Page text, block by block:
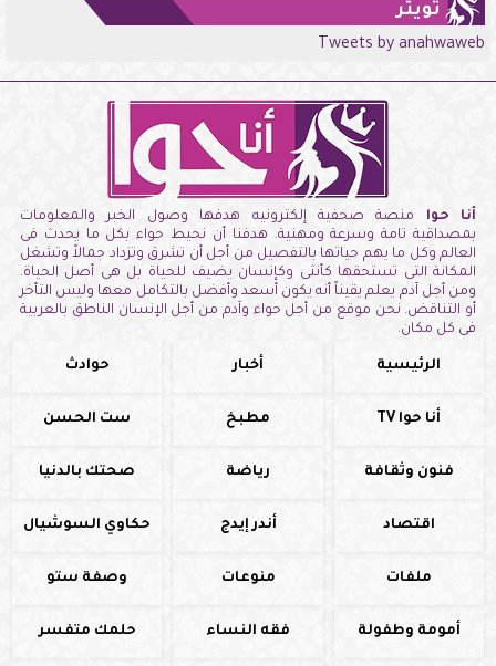
تويتر
Tweets by anahwaweb
أنا حوا منصة صحفية إلكترونيه هدفها وصول الخبر والمعلومات
بمصداقية تامة وسرعة ومهنية. هدفنا أن نحيط حواء بكل ما يحدث فى
العالم وكل ما يهم حياتها بالتفصيل من أجل أن تشرق وتزداد جمالاً وتشغل
المكانة التى تستحقها كأنثى وكإنسان يضيف للحياة بل هى أصل الحياة.
ومن أجل آدم يعلم يقيناً أنه يكون أسعد وأفضل بالتكامل معها وليس التأخر
أو التناقض. نحن موقع من أجل حواء وآدم من أجل الإنسان الناطق بالعربية
فى كل مكان.
الرئيسية أخبار حوادث
أنا حوا TV مطبخ ست الحسن
فنون وثقافة رياضة صحتك بالدنيا
اقتصاد أندر إيدج حكاوي السوشيال
ملفات منوعات وصفة ستو
أمومة وطفولة فقه النساء حلمك متفسر